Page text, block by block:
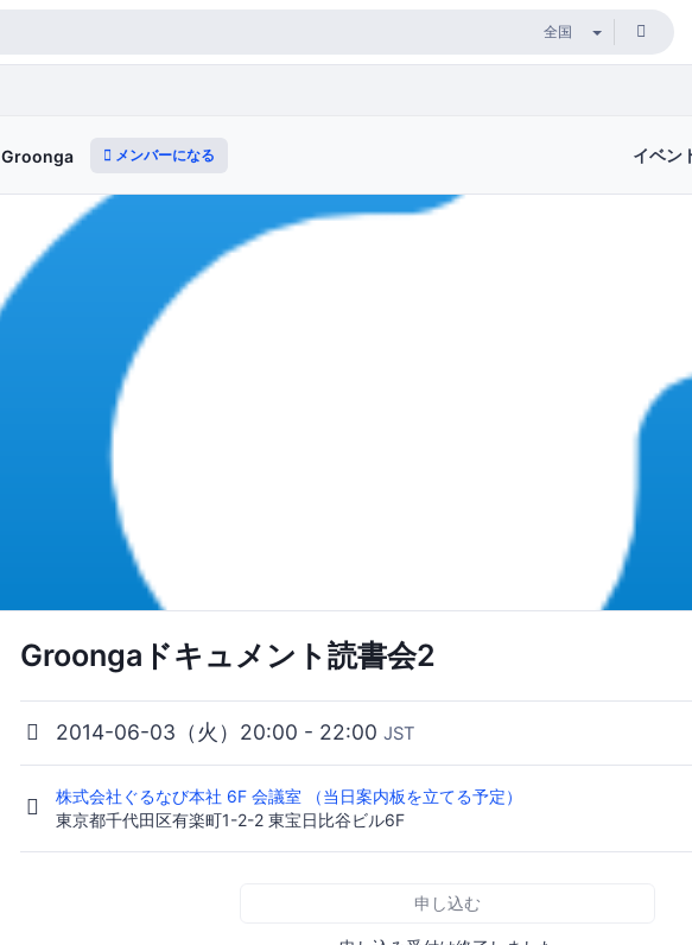
Groonga メンバーになる イベン
Groongaドキュメント読書会2
2014-06-03（火）20:00 - 22:00 JST
株式会社ぐるなび本社 6F 会議室 （当日案内板を立てる予定）
東京都千代田区有楽町1-2-2 東宝日比谷ビル6F
申し込む